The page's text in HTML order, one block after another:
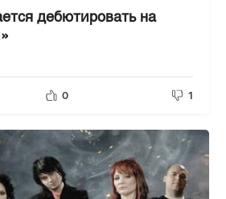
дебютировать на
0 1